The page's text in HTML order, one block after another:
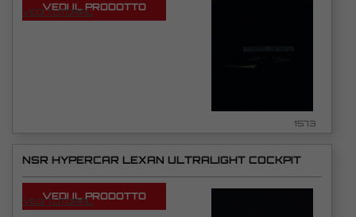
VEDI TUTORIAL
VEDI IL PRODOTTO
1573
NSR HYPERCAR LEXAN ULTRALIGHT COCKPIT
VEDI TUTORIAL
VEDI IL PRODOTTO